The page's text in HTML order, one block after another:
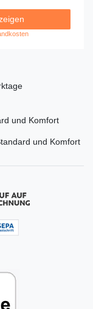
und Komfort
und Komfort